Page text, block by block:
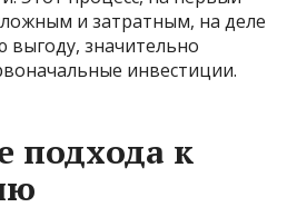
и затратным, на деле
значительно
инвестиции.
подхода к